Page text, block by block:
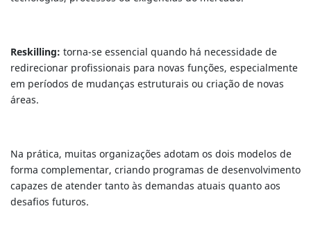
Reskilling: torna-se essencial quando há necessidade de
redirecionar profissionais para novas funções, especialmente
em períodos de mudanças estruturais ou criação de novas
áreas.
Na prática, muitas organizações adotam os dois modelos de
forma complementar, criando programas de desenvolvimento
capazes de atender tanto às demandas atuais quanto aos
desafios futuros.